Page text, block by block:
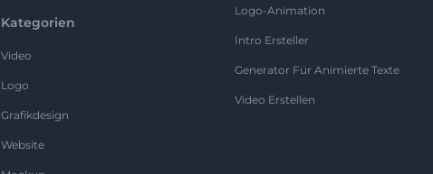
Kategorien
Video
Logo
Grafikdesign
Website
Logo-Animation
Intro Ersteller
Generator Für Animierte Texte
Video Erstellen